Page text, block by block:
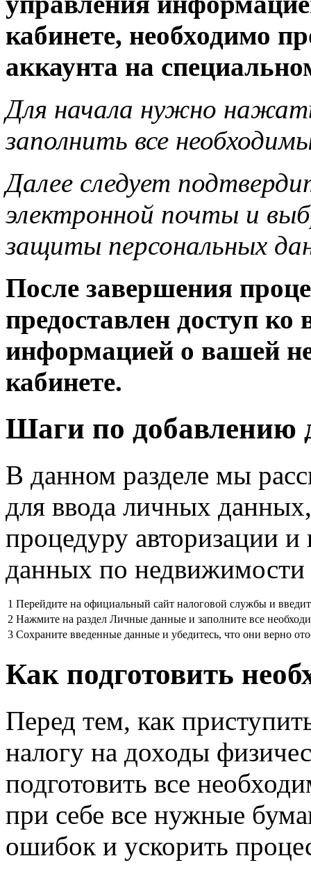
кабинете, необходимо
аккаунта на
Для начала нужно
заполнить все
Далее следует
электронной почты и
защиты персональных
После завершения
предоставлен доступ
информацией о вашей
кабинете.
Шаги по добавлению
В данном разделе мы
для ввода личных
процедуру авторизации
данных по недвижимости
1 Перейдите на официальный сайт налоговой службы и
2 Нажмите на раздел Личные данные и заполните все
3 Сохраните введенные данные и убедитесь, что они верно
Как подготовить
Перед тем, как
налогу на доходы
подготовить все
при себе все нужные
ошибок и ускорить